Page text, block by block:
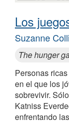
Los
Suzanne
The hunger
Personas
en el que los
sobrevivir.
Katniss
enfrentando